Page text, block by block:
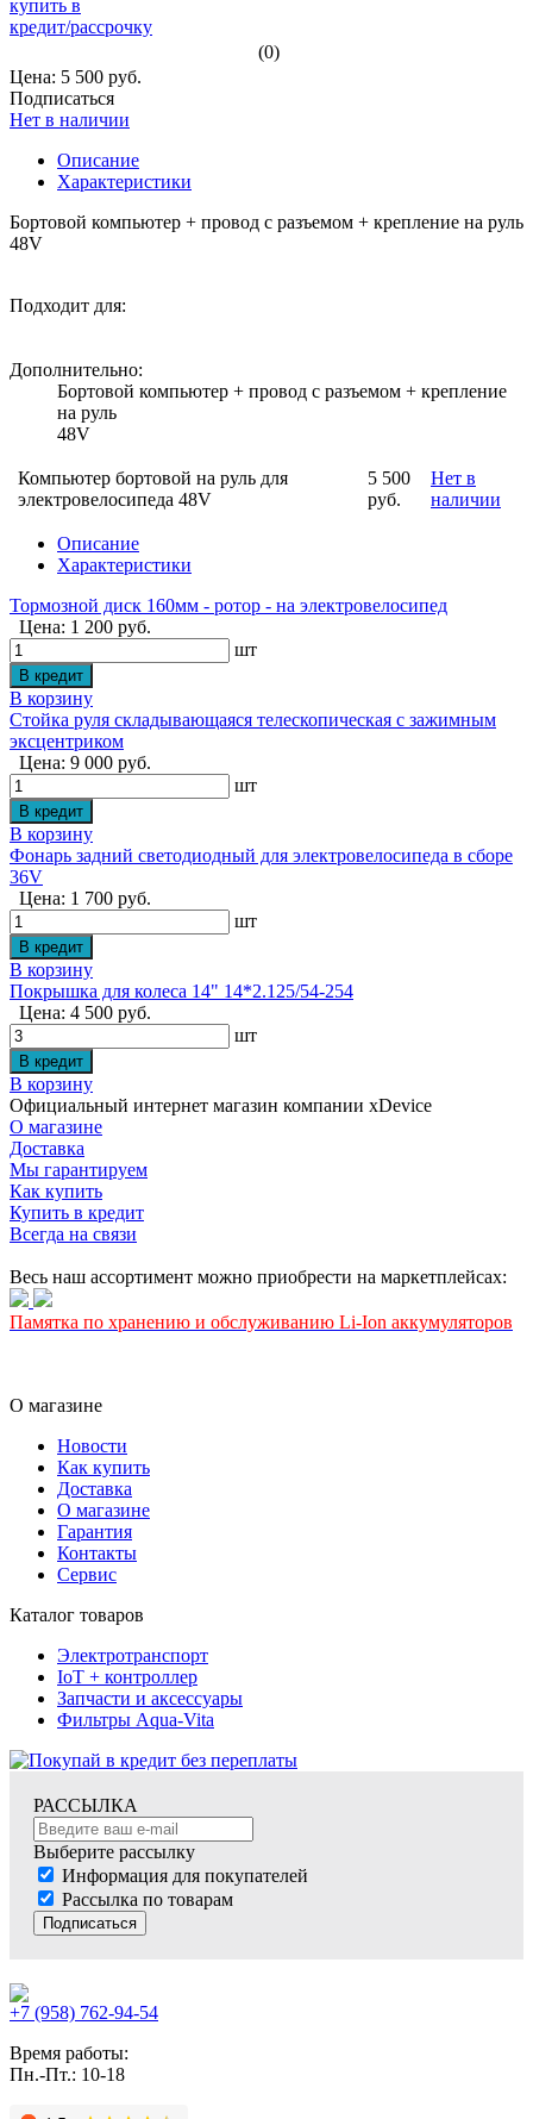
купить в
кредит/рассрочку
(0)
Цена: 5 500 руб.
Подписаться
Нет в наличии
Описание
Характеристики
Бортовой компьютер + провод с разъемом + крепление на руль
48V
Подходит для:
Дополнительно:
Бортовой компьютер + провод с разъемом + крепление
на руль
48V
Компьютер бортовой на руль для
электровелосипеда 48V
5 500
руб.
Нет в
наличии
Описание
Характеристики
Тормозной диск 160мм - ротор - на электровелосипед
Цена: 1 200 руб.
шт
В корзину
Стойка руля складывающаяся телескопическая с зажимным
эксцентриком
Цена: 9 000 руб.
шт
В корзину
Фонарь задний светодиодный для электровелосипеда в сборе
36V
Цена: 1 700 руб.
шт
В корзину
Покрышка для колеса 14" 14*2.125/54-254
Цена: 4 500 руб.
шт
В корзину
Официальный интернет магазин компании xDevice
О магазине
Доставка
Мы гарантируем
Как купить
Купить в кредит
Всегда на связи
Весь наш ассортимент можно приобрести на маркетплейсах:
Памятка по хранению и обслуживанию Li-Ion аккумуляторов
О магазине
Новости
Как купить
Доставка
О магазине
Гарантия
Контакты
Сервис
Каталог товаров
Электротранспорт
IoT + контроллер
Запчасти и аксессуары
Фильтры Aqua-Vita
РАССЫЛКА
Выберите рассылку
Информация для покупателей
Рассылка по товарам
Подписаться
+7 (958) 762-94-54
Время работы:
Пн.-Пт.: 10-18